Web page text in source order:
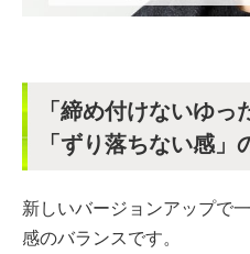
「締め付けないゆっ
「ずり落ちない感
新しいバージョンアップで
感のバランスです。